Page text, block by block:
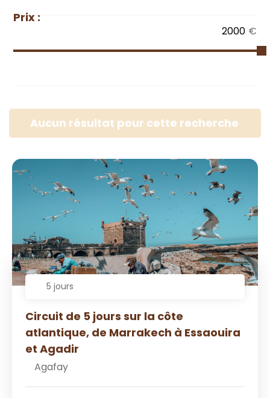
Prix :
€
Aucun résultat pour cette recherche
5 jours
Circuit de 5 jours sur la côte
atlantique, de Marrakech à Essaouira
et Agadir
Agafay